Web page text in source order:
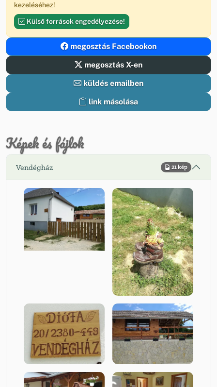
kezeléséhez!
Külső források engedélyezése!
megosztás Facebookon
megosztás X-en
küldés emailben
link másolása
Képek és fájlok
Vendégház 21 kép